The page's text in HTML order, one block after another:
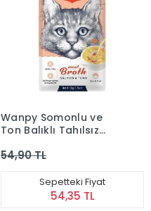
Wanpy Somonlu ve
Ton Balıklı Tahılsız
54,90 TL
Sepetteki Fiyat
54,35 TL